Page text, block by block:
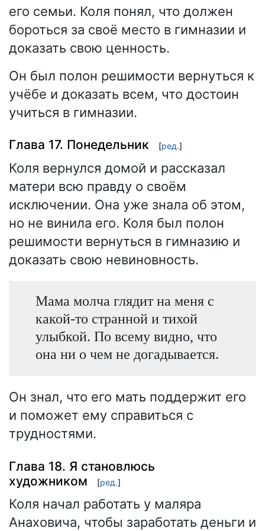
его семьи. Коля понял, что должен
бороться за своё место в гимназии и
доказать свою ценность.
Он был полон решимости вернуться к
учёбе и доказать всем, что достоин
учиться в гимназии.
Глава 17. Понедельник [ред.]
Коля вернулся домой и рассказал
матери всю правду о своём
исключении. Она уже знала об этом,
но не винила его. Коля был полон
решимости вернуться в гимназию и
доказать свою невиновность.
Мама молча глядит на меня с
какой-то странной и тихой
улыбкой. По всему видно, что
она ни о чем не догадывается.
Он знал, что его мать поддержит его
и поможет ему справиться с
трудностями.
Глава 18. Я становлюсь
художником
[ред.]
Коля начал работать у маляра
Анаховича, чтобы заработать деньги и